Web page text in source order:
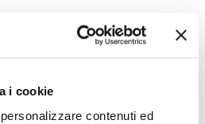
i cookie
contenuti ed